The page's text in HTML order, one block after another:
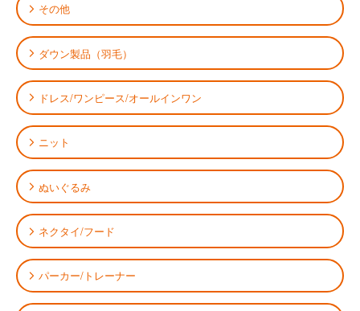
その他
ダウン製品（羽毛）
ドレス/ワンピース/オールインワン
ニット
ぬいぐるみ
ネクタイ/フード
パーカー/トレーナー